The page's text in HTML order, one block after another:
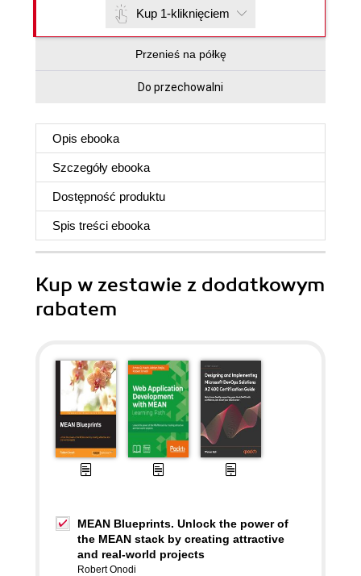
Kup 1-kliknięciem
Przenieś na półkę
Do przechowalni
Opis ebooka
Szczegóły ebooka
Dostępność produktu
Spis treści ebooka
Kup w zestawie z dodatkowym
rabatem
MEAN Blueprints. Unlock the power of
the MEAN stack by creating attractive
and real-world projects
Robert Onodi